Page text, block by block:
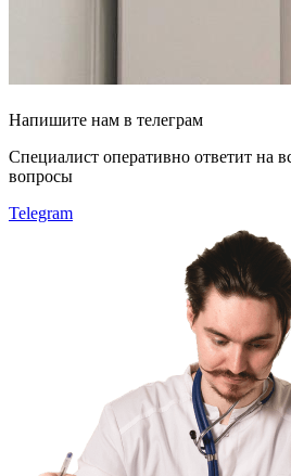
Напишите нам в телеграм
Специалист оперативно ответит на
вопросы
Telegram